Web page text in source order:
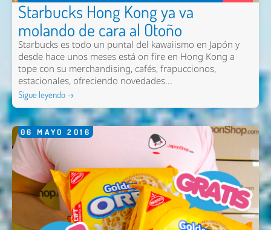
Starbucks Hong Kong ya va
molando de cara al Otoño
Starbucks es todo un puntal del kawaiismo en Japón y
desde hace unos meses está on fire en Hong Kong a
tope con su merchandising, cafés, frapuccionos,
estacionales, ofreciendo novedades...
Sigue leyendo →
06 MAYO 2016